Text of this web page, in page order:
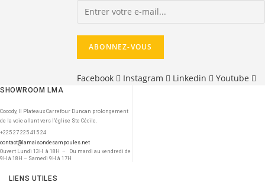
Facebook Instagram Linkedin Youtube
SHOWROOM LMA
Cocody, II Plateaux Carrefour Duncan prolongement
de la voie allant vers l’église Ste Cécile.
+225 27 225 415 24
contact@lamaisondesampoules.net
Ouvert Lundi 13H à 18H – Du mardi au vendredi de
9H à 18H – Samedi 9H à 17H
LIENS UTILES